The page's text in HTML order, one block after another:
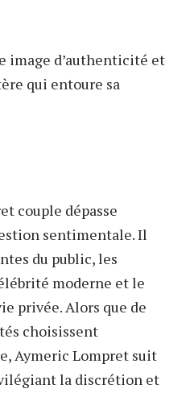
image d’authenticité et
qui entoure sa
couple dépasse
sentimentale. Il
du public, les
moderne et le
privée. Alors que de
choisissent
Aymeric Lompret suit
la discrétion et